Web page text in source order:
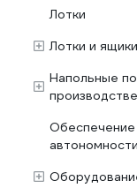
Лотки
Лотки и ящики
Напольные
Обеспечение
автономности